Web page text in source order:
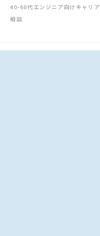
40-60代エンジニア向けキャリア
相談